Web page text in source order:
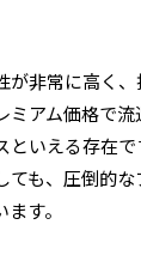
非常に高く、
ミアム価格で
といえる存在
ても、圧倒的
す。